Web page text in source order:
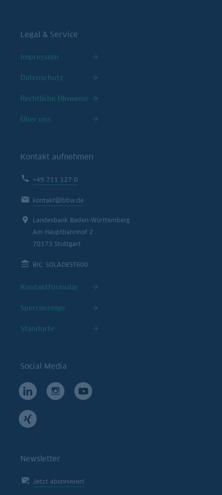
Legal & Service
Impressum
Datenschutz
Rechtliche Hinweise
Über uns
Kontakt aufnehmen
+49 711 127 0
kontakt@lbbw.de
Landesbank Baden-Württemberg
Am Hauptbahnhof 2
70173 Stuttgart
BIC: SOLADEST600
Kontaktformular
Sperranzeige
Standorte
Social Media
Newsletter
Jetzt abonnieren!